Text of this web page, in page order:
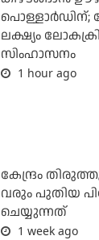
പൊള്ളാര്‍ഡിന്;
ലക്ഷ്യം
സിംഹാസനം
1 hour ago
കേന്ദ്രം
വരും പുതിയ
ചെയ്യുന്നത്
1 week ago